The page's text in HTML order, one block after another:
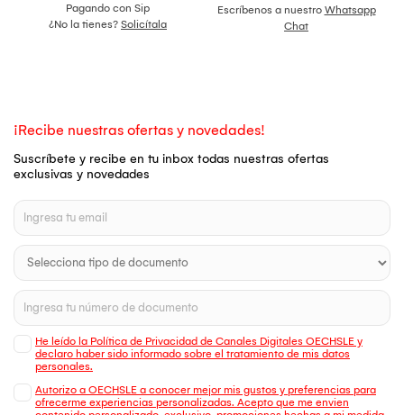
Pagando con Sip
¿No la tienes? Solicítala
Escríbenos a nuestro Whatsapp
Chat
¡Recibe nuestras ofertas y novedades!
Suscríbete y recibe en tu inbox todas nuestras ofertas
exclusivas y novedades
He leído la Política de Privacidad de Canales Digitales OECHSLE y
declaro haber sido informado sobre el tratamiento de mis datos
personales.
Autorizo a OECHSLE a conocer mejor mis gustos y preferencias para
ofrecerme experiencias personalizadas. Acepto que me envien